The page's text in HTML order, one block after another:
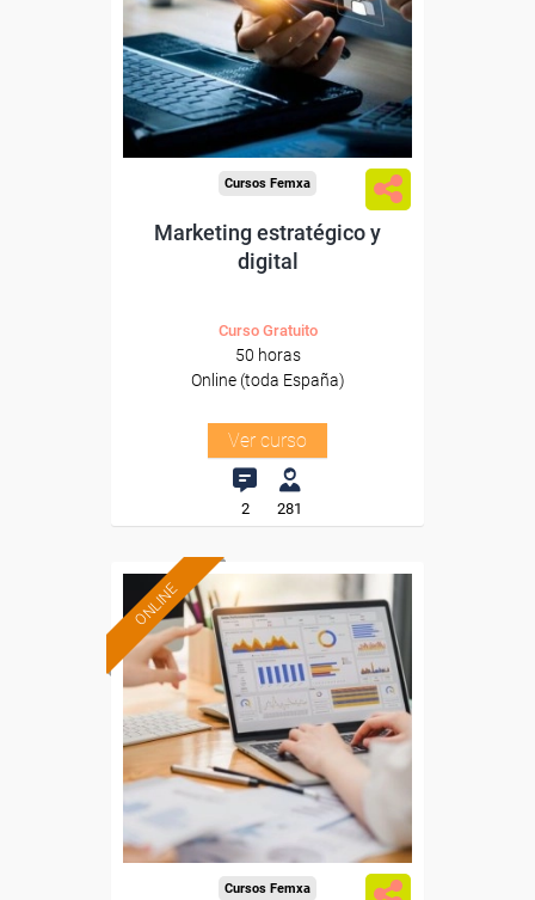
Para desempleados,
trabajadores y autónomos.
Sector
-Información, Comunicación
y Artes Gráficas.
Cursos Femxa
Marketing estratégico y
digital
Curso Gratuito
50 horas
Online (toda España)
Ver curso
2 281
ONLINE
Formación 100%
subvencionada.
Para desempleados,
trabajadores y autónomos.
Sector
-Información, Comunicación
y Artes Gráficas.
Cursos Femxa